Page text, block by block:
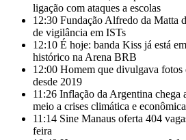
ligação com ataques a escolas
12:30 Fundação Alfredo da Matta
de vigilância em ISTs
12:10 É hoje: banda Kiss já está
histórico na Arena BRB
12:00 Homem que divulgava fotos
desde 2019
11:26 Inflação da Argentina chega
meio a crises climática e econômica
11:14 Sine Manaus oferta 404
feira